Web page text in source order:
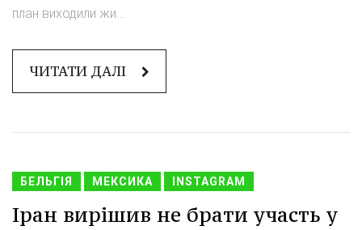
план виходили жи...
ЧИТАТИ ДАЛІ
БЕЛЬГІЯ МЕКСИКА INSTAGRAM
Іран вирішив не брати участь у